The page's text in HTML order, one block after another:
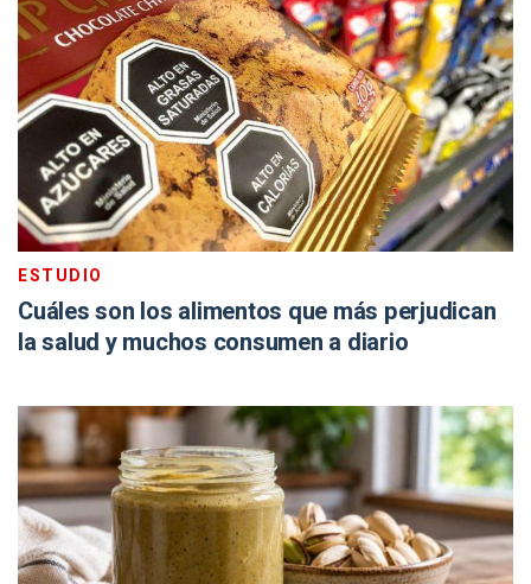
ESTUDIO
Cuáles son los alimentos que más perjudican
la salud y muchos consumen a diario